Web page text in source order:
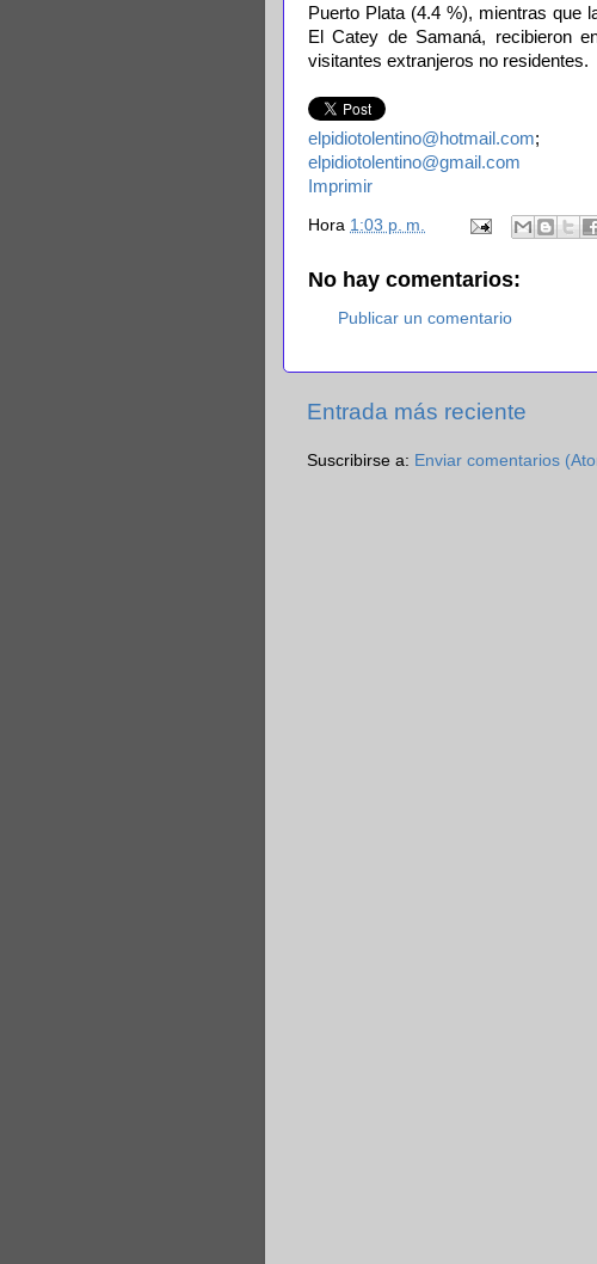
Puerto Plata (4.4 %), mientras que
El Catey de Samaná, recibieron
visitantes extranjeros no residentes.
elpidiotolentino@hotmail.com;
elpidiotolentino@gmail.com
Imprimir
Hora 1:03 p. m.
No hay comentarios:
Publicar un comentario
Entrada más reciente
Suscribirse a: Enviar comentarios